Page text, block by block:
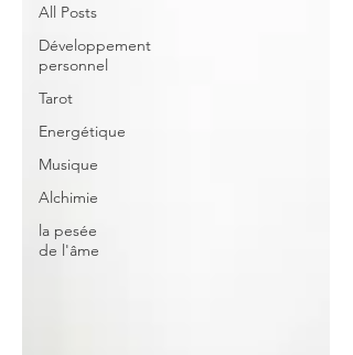
All Posts
Développement
personnel
Tarot
Energétique
Musique
Alchimie
la pesée
de l'âme